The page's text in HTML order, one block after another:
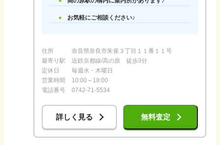
お気軽にご相談ください♪
住所
奈良県奈良市朱雀３丁目１１番１１号
最寄り駅
近鉄京都線/高の原 徒歩3分
定休日
毎週水・木曜日
営業時間
10:00～18:00
電話番号
0742-71-5534
詳しく見る 無料査定